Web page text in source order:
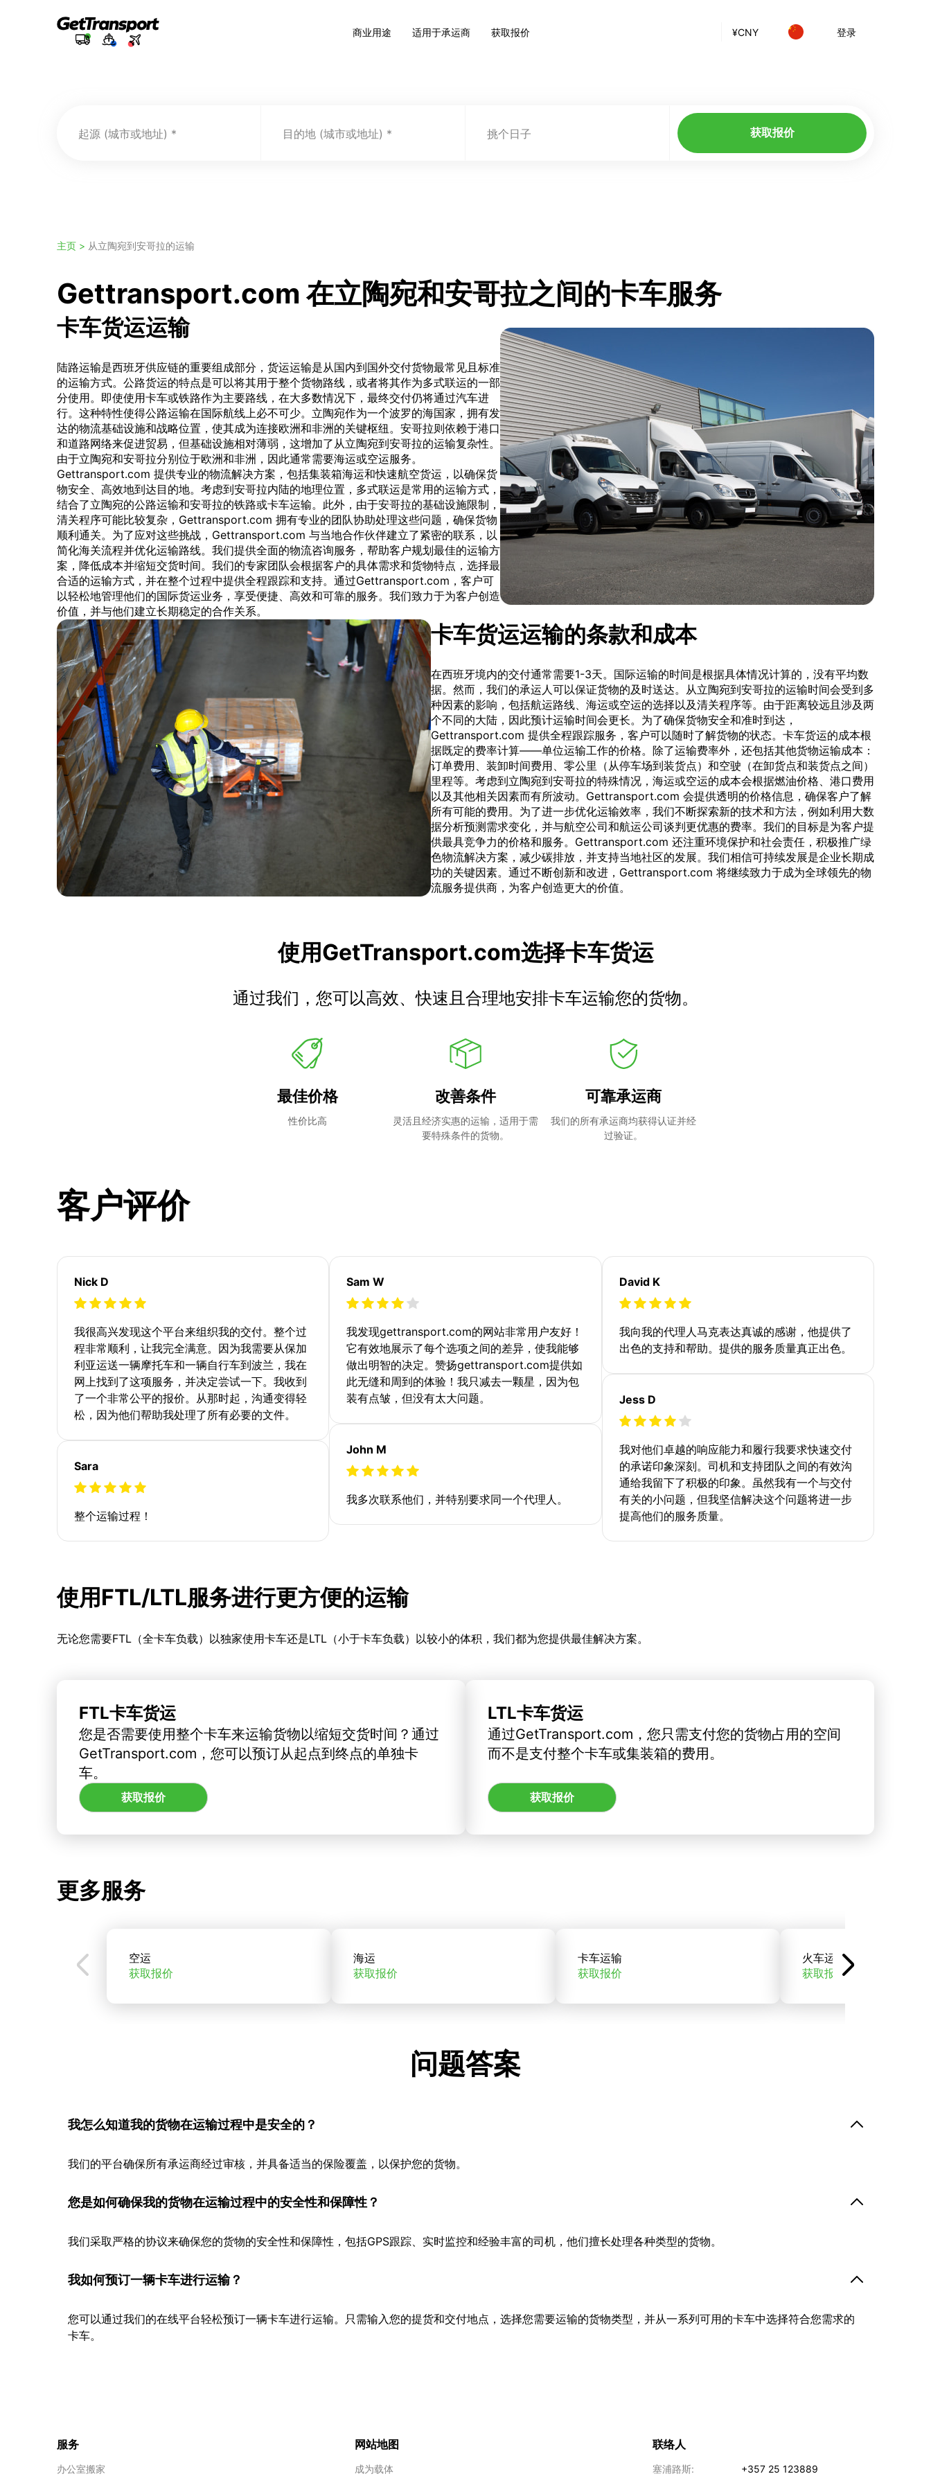
¥CNY 登录
商业用途 适用于承运商 获取报价
起源 (城市或地址) 目的地 (城市或地址) 挑个日子 获取报价
主页 > 从立陶宛到安哥拉的运输
Gettransport.com 在立陶宛和安哥拉之间的卡车服务
卡车货运运输
陆路运输是西班牙供应链的重要组成部分，货运运输是从国内到国外交付货物最常见且标准
的运输方式。公路货运的特点是可以将其用于整个货物路线，或者将其作为多式联运的一部
分使用。即使使用卡车或铁路作为主要路线，在大多数情况下，最终交付仍将通过汽车进
行。这种特性使得公路运输在国际航线上必不可少。立陶宛作为一个波罗的海国家，拥有发
达的物流基础设施和战略位置，使其成为连接欧洲和非洲的关键枢纽。安哥拉则依赖于港口
和道路网络来促进贸易，但基础设施相对薄弱，这增加了从立陶宛到安哥拉的运输复杂性。
由于立陶宛和安哥拉分别位于欧洲和非洲，因此通常需要海运或空运服务。
Gettransport.com 提供专业的物流解决方案，包括集装箱海运和快速航空货运，以确保货
物安全、高效地到达目的地。考虑到安哥拉内陆的地理位置，多式联运是常用的运输方式，
结合了立陶宛的公路运输和安哥拉的铁路或卡车运输。此外，由于安哥拉的基础设施限制，
清关程序可能比较复杂，Gettransport.com 拥有专业的团队协助处理这些问题，确保货物
顺利通关。为了应对这些挑战，Gettransport.com 与当地合作伙伴建立了紧密的联系，以
简化海关流程并优化运输路线。我们提供全面的物流咨询服务，帮助客户规划最佳的运输方
案，降低成本并缩短交货时间。我们的专家团队会根据客户的具体需求和货物特点，选择最
合适的运输方式，并在整个过程中提供全程跟踪和支持。通过Gettransport.com，客户可
以轻松地管理他们的国际货运业务，享受便捷、高效和可靠的服务。我们致力于为客户创造
价值，并与他们建立长期稳定的合作关系。
卡车货运运输的条款和成本
在西班牙境内的交付通常需要1-3天。国际运输的时间是根据具体情况计算的，没有平均数
据。然而，我们的承运人可以保证货物的及时送达。从立陶宛到安哥拉的运输时间会受到多
种因素的影响，包括航运路线、海运或空运的选择以及清关程序等。由于距离较远且涉及两
个不同的大陆，因此预计运输时间会更长。为了确保货物安全和准时到达，
Gettransport.com 提供全程跟踪服务，客户可以随时了解货物的状态。卡车货运的成本根
据既定的费率计算——单位运输工作的价格。除了运输费率外，还包括其他货物运输成本：
订单费用、装卸时间费用、零公里（从停车场到装货点）和空驶（在卸货点和装货点之间）
里程等。考虑到立陶宛到安哥拉的特殊情况，海运或空运的成本会根据燃油价格、港口费用
以及其他相关因素而有所波动。Gettransport.com 会提供透明的价格信息，确保客户了解
所有可能的费用。为了进一步优化运输效率，我们不断探索新的技术和方法，例如利用大数
据分析预测需求变化，并与航空公司和航运公司谈判更优惠的费率。我们的目标是为客户提
供最具竞争力的价格和服务。Gettransport.com 还注重环境保护和社会责任，积极推广绿
色物流解决方案，减少碳排放，并支持当地社区的发展。我们相信可持续发展是企业长期成
功的关键因素。通过不断创新和改进，Gettransport.com 将继续致力于成为全球领先的物
流服务提供商，为客户创造更大的价值。
使用GetTransport.com选择卡车货运
通过我们，您可以高效、快速且合理地安排卡车运输您的货物。
最佳价格
性价比高
改善条件
灵活且经济实惠的运输，适用于需
要特殊条件的货物。
可靠承运商
我们的所有承运商均获得认证并经
过验证。
客户评价
Nick D
我很高兴发现这个平台来组织我的交付。整个过
程非常顺利，让我完全满意。因为我需要从保加
利亚运送一辆摩托车和一辆自行车到波兰，我在
网上找到了这项服务，并决定尝试一下。我收到
了一个非常公平的报价。从那时起，沟通变得轻
松，因为他们帮助我处理了所有必要的文件。
Sara
整个运输过程！
Sam W
我发现gettransport.com的网站非常用户友好！
它有效地展示了每个选项之间的差异，使我能够
做出明智的决定。赞扬gettransport.com提供如
此无缝和周到的体验！我只减去一颗星，因为包
装有点皱，但没有太大问题。
John M
我多次联系他们，并特别要求同一个代理人。
David K
我向我的代理人马克表达真诚的感谢，他提供了
出色的支持和帮助。提供的服务质量真正出色。
Jess D
我对他们卓越的响应能力和履行我要求快速交付
的承诺印象深刻。司机和支持团队之间的有效沟
通给我留下了积极的印象。虽然我有一个与交付
有关的小问题，但我坚信解决这个问题将进一步
提高他们的服务质量。
使用FTL/LTL服务进行更方便的运输
无论您需要FTL（全卡车负载）以独家使用卡车还是LTL（小于卡车负载）以较小的体积，我们都为您提供最佳解决方案。
FTL卡车货运
您是否需要使用整个卡车来运输货物以缩短交货时间？通过
GetTransport.com，您可以预订从起点到终点的单独卡
车。
获取报价
LTL卡车货运
通过GetTransport.com，您只需支付您的货物占用的空间
而不是支付整个卡车或集装箱的费用。
获取报价
更多服务
空运
获取报价
海运
获取报价
卡车运输
获取报价
火车运输
获取报价
问题答案
我怎么知道我的货物在运输过程中是安全的？
我们的平台确保所有承运商经过审核，并具备适当的保险覆盖，以保护您的货物。
您是如何确保我的货物在运输过程中的安全性和保障性？
我们采取严格的协议来确保您的货物的安全性和保障性，包括GPS跟踪、实时监控和经验丰富的司机，他们擅长处理各种类型的货物。
我如何预订一辆卡车进行运输？
您可以通过我们的在线平台轻松预订一辆卡车进行运输。只需输入您的提货和交付地点，选择您需要运输的货物类型，并从一系列可用的卡车中选择符合您需求的
卡车。
服务
办公室搬家
网站地图
成为载体
联络人
塞浦路斯: +357 25 123889